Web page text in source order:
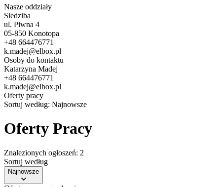
Nasze oddziały
Siedziba
ul. Piwna 4
05-850 Konotopa
+48 664476771
k.madej@elbox.pl
Osoby do kontaktu
Katarzyna Madej
+48 664476771
k.madej@elbox.pl
Oferty pracy
Sortuj według: Najnowsze
Oferty Pracy
Znalezionych ogłoszeń: 2
Sortuj według
Najnowsze